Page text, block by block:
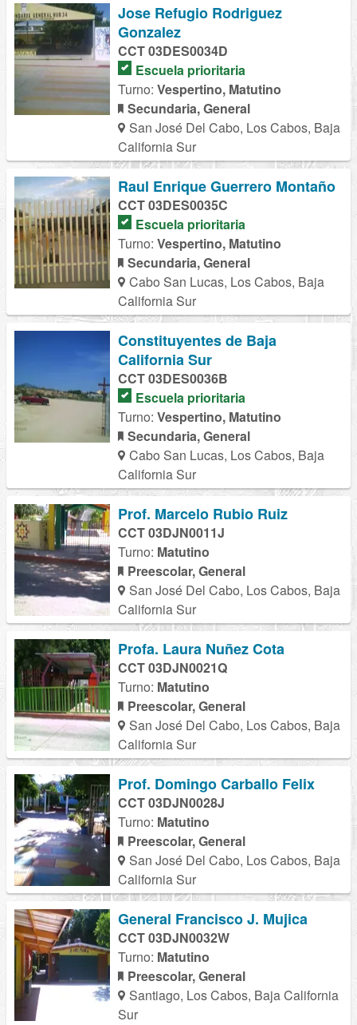
Jose Refugio Rodriguez
Gonzalez
CCT 03DES0034D
Escuela prioritaria
Turno: Vespertino, Matutino
Secundaria, General
San José Del Cabo, Los Cabos, Baja
California Sur
Raul Enrique Guerrero Montaño
CCT 03DES0035C
Escuela prioritaria
Turno: Vespertino, Matutino
Secundaria, General
Cabo San Lucas, Los Cabos, Baja
California Sur
Constituyentes de Baja
California Sur
CCT 03DES0036B
Escuela prioritaria
Turno: Vespertino, Matutino
Secundaria, General
Cabo San Lucas, Los Cabos, Baja
California Sur
Prof. Marcelo Rubio Ruiz
CCT 03DJN0011J
Turno: Matutino
Preescolar, General
San José Del Cabo, Los Cabos, Baja
California Sur
Profa. Laura Nuñez Cota
CCT 03DJN0021Q
Turno: Matutino
Preescolar, General
San José Del Cabo, Los Cabos, Baja
California Sur
Prof. Domingo Carballo Felix
CCT 03DJN0028J
Turno: Matutino
Preescolar, General
San José Del Cabo, Los Cabos, Baja
California Sur
General Francisco J. Mujica
CCT 03DJN0032W
Turno: Matutino
Preescolar, General
Santiago, Los Cabos, Baja California
Sur